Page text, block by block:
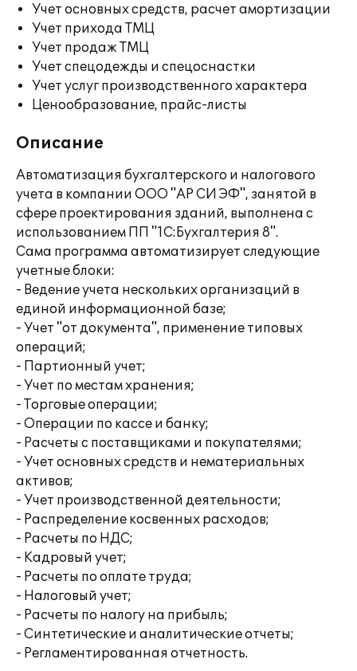
Учет основных средств, расчет амортизации
Учет прихода ТМЦ
Учет продаж ТМЦ
Учет спецодежды и спецоснастки
Учет услуг производственного характера
Ценообразование, прайс-листы
Описание
Автоматизация бухгалтерского и налогового
учета в компании ООО "АР СИ ЭФ", занятой в
сфере проектирования зданий, выполнена с
использованием ПП "1С:Бухгалтерия 8".
Сама программа автоматизирует следующие
учетные блоки:
- Ведение учета нескольких организаций в
единой информационной базе;
- Учет "от документа", применение типовых
операций;
- Партионный учет;
- Учет по местам хранения;
- Торговые операции;
- Операции по кассе и банку;
- Расчеты с поставщиками и покупателями;
- Учет основных средств и нематериальных
активов;
- Учет производственной деятельности;
- Распределение косвенных расходов;
- Расчеты по НДС;
- Кадровый учет;
- Расчеты по оплате труда;
- Налоговый учет;
- Расчеты по налогу на прибыль;
- Синтетические и аналитические отчеты;
- Регламентированная отчетность.